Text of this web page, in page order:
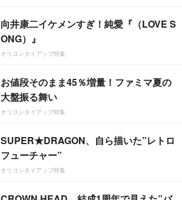
向井康二イケメンすぎ！純愛『（LOVE S
ONG）』
オリコンタイアップ特集
お値段そのまま45％増量！ファミマ夏の
大盤振る舞い
オリコンタイアップ特集
SUPER★DRAGON、自ら描いた”レトロ
フューチャー”
オリコンタイアップ特集